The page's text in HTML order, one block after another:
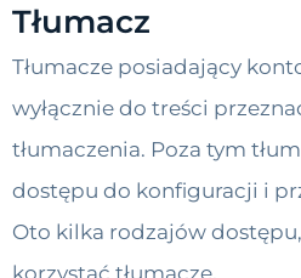
Tłumacz
Tłumacze posiadający
wyłącznie do treści
tłumaczenia. Poza tym
dostępu do konfiguracji i
Oto kilka rodzajów
korzystać tłumacze.